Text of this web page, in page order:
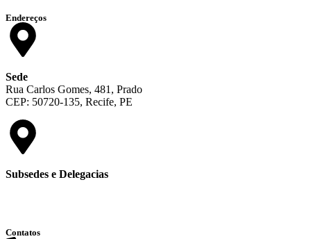
Endereços
Sede
Rua Carlos Gomes, 481, Prado
CEP: 50720-135, Recife, PE
Subsedes e Delegacias
Contatos